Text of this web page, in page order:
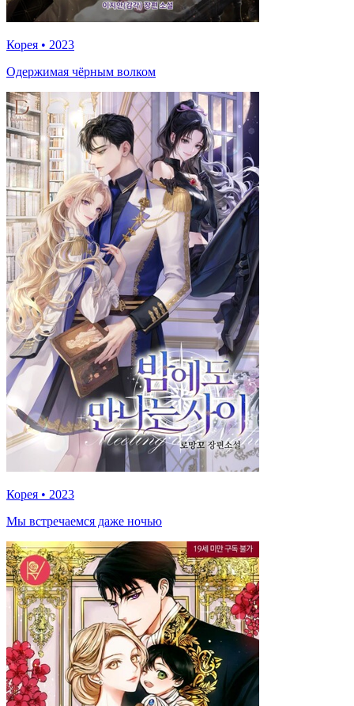
Корея • 2023
Одержимая чёрным волком
Корея • 2023
Мы встречаемся даже ночью